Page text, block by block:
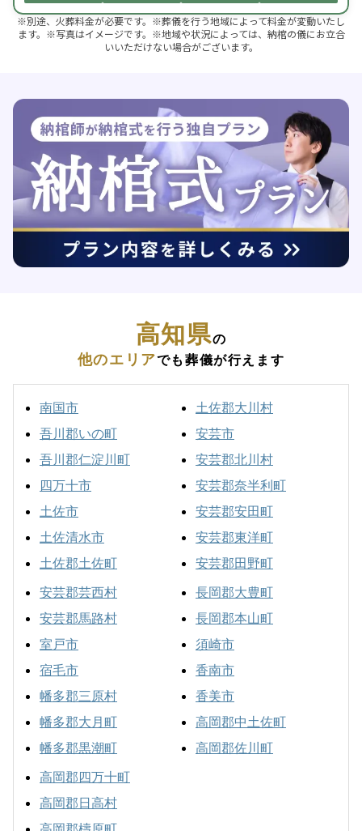
※別途、火葬料金が必要です。※葬儀を行う地域によって料金が変動いたし
ます。※写真はイメージです。※地域や状況によっては、納棺の儀にお立合
いいただけない場合がございます。
高知県の
他のエリアでも葬儀が行えます
南国市
吾川郡いの町
吾川郡仁淀川町
四万十市
土佐市
土佐清水市
土佐郡土佐町
土佐郡大川村
安芸市
安芸郡北川村
安芸郡奈半利町
安芸郡安田町
安芸郡東洋町
安芸郡田野町
安芸郡芸西村
安芸郡馬路村
室戸市
宿毛市
幡多郡三原村
幡多郡大月町
幡多郡黒潮町
長岡郡大豊町
長岡郡本山町
須崎市
香南市
香美市
高岡郡中土佐町
高岡郡佐川町
高岡郡四万十町
高岡郡日高村